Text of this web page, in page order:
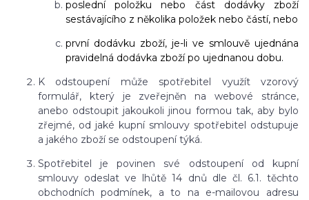
poslední položku nebo část dodávky zboží
sestávajícího z několika položek nebo částí, nebo
první dodávku zboží, je-li ve smlouvě ujednána
pravidelná dodávka zboží po ujednanou dobu.
K odstoupení může spotřebitel využít vzorový
formulář, který je zveřejněn na webové stránce,
anebo odstoupit jakoukoli jinou formou tak, aby bylo
zřejmé, od jaké kupní smlouvy spotřebitel odstupuje
a jakého zboží se odstoupení týká.
Spotřebitel je povinen své odstoupení od kupní
smlouvy odeslat ve lhůtě 14 dnů dle čl. 6.1. těchto
obchodních podmínek, a to na e-mailovou adresu